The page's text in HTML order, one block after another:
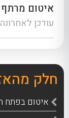
איטום מרתף
עודכן לאחרונה: 16/03/2026,
חלק
איטום בפתח